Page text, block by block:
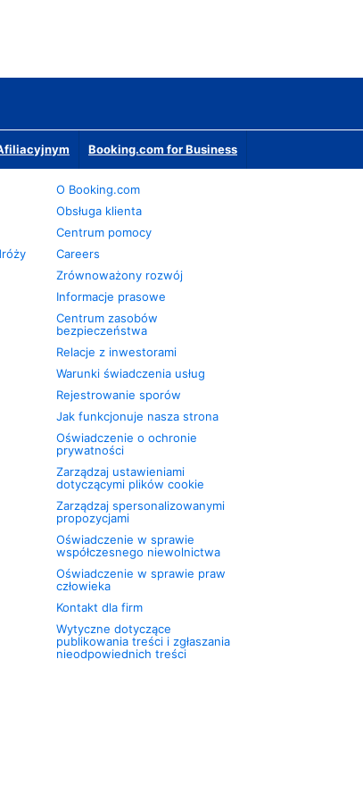
Booking.com for Business
O Booking.com
Obsługa klienta
Centrum pomocy
Careers
Zrównoważony rozwój
Informacje prasowe
Centrum zasobów
bezpieczeństwa
Relacje z inwestorami
Warunki świadczenia usług
Rejestrowanie sporów
Jak funkcjonuje nasza strona
Oświadczenie o ochronie
prywatności
Zarządzaj ustawieniami
dotyczącymi plików cookie
Zarządzaj spersonalizowanymi
propozycjami
Oświadczenie w sprawie
współczesnego niewolnictwa
Oświadczenie w sprawie praw
człowieka
Kontakt dla firm
Wytyczne dotyczące
publikowania treści i zgłaszania
nieodpowiednich treści